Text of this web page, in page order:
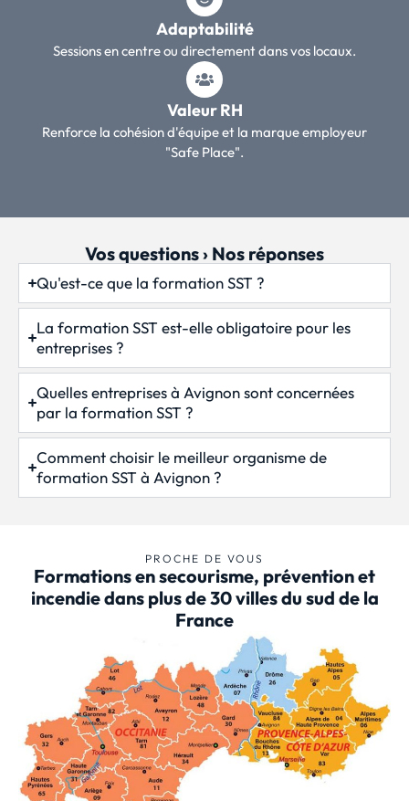
Adaptabilité
Sessions en centre ou directement dans vos locaux.
Valeur RH
Renforce la cohésion d'équipe et la marque employeur
"Safe Place".
Vos questions › Nos réponses
Qu'est-ce que la formation SST ?
La formation SST est-elle obligatoire pour les
entreprises ?
Quelles entreprises à Avignon sont concernées
par la formation SST ?
Comment choisir le meilleur organisme de
formation SST à Avignon ?
PROCHE DE VOUS
Formations en secourisme, prévention et
incendie dans plus de 30 villes du sud de la
France